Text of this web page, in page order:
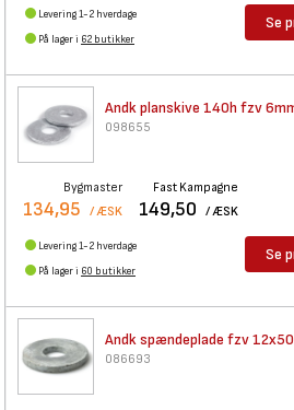
Levering 1-2 hverdage
På lager i 62 butikker
Se
Andk planskive 140h fzv
098655
Bygmaster
134,95 / ÆSK
Fast Kampagne
149,50 / ÆSK
Levering 1-2 hverdage
På lager i 60 butikker
Se
Andk spændeplade fzv
086693